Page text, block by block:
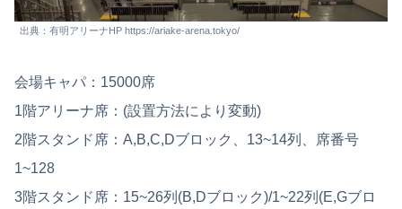
出典：有明アリーナHP https://ariake-arena.tokyo/
会場キャパ：15000席
1階アリーナ席：(設置方法により変動)
2階スタンド席：A,B,C,Dブロック、13~14列、席番号
1~128
3階スタンド席：15~26列(B,Dブロック)/1~22列(E,Gブロ